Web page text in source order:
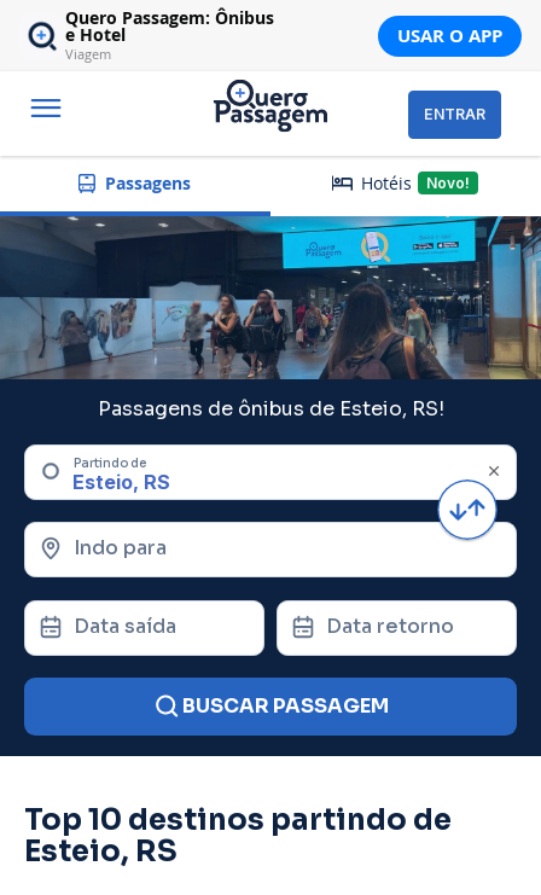
Quero Passagem: Ônibus
e Hotel
Viagem
USAR O APP
ENTRAR
Passagens Hotéis Novo!
Passagens de ônibus de Esteio, RS!
Partindo de
Indo para
Data saída Data retorno
BUSCAR PASSAGEM
Top 10 destinos partindo de
Esteio, RS